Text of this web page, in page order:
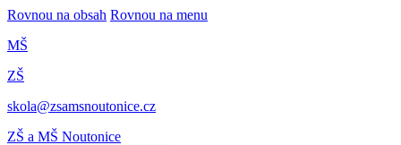
Rovnou na obsah Rovnou na menu
MŠ
ZŠ
skola@zsamsnoutonice.cz
ZŠ a MŠ Noutonice